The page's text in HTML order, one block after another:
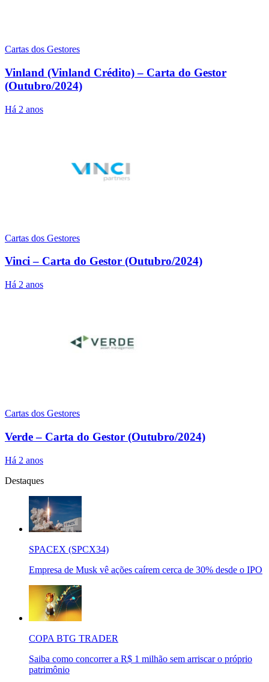
Cartas dos Gestores
Vinland (Vinland Crédito) – Carta do Gestor
(Outubro/2024)
Há 2 anos
Cartas dos Gestores
Vinci – Carta do Gestor (Outubro/2024)
Há 2 anos
Cartas dos Gestores
Verde – Carta do Gestor (Outubro/2024)
Há 2 anos
Destaques
SPACEX (SPCX34)
Empresa de Musk vê ações caírem cerca de 30% desde o IPO
COPA BTG TRADER
Saiba como concorrer a R$ 1 milhão sem arriscar o próprio
patrimônio